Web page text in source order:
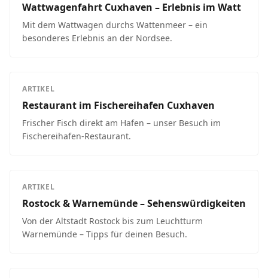
Wattwagenfahrt Cuxhaven – Erlebnis im Watt
Mit dem Wattwagen durchs Wattenmeer – ein
besonderes Erlebnis an der Nordsee.
ARTIKEL
Restaurant im Fischereihafen Cuxhaven
Frischer Fisch direkt am Hafen – unser Besuch im
Fischereihafen-Restaurant.
ARTIKEL
Rostock & Warnemünde – Sehenswürdigkeiten
Von der Altstadt Rostock bis zum Leuchtturm
Warnemünde – Tipps für deinen Besuch.